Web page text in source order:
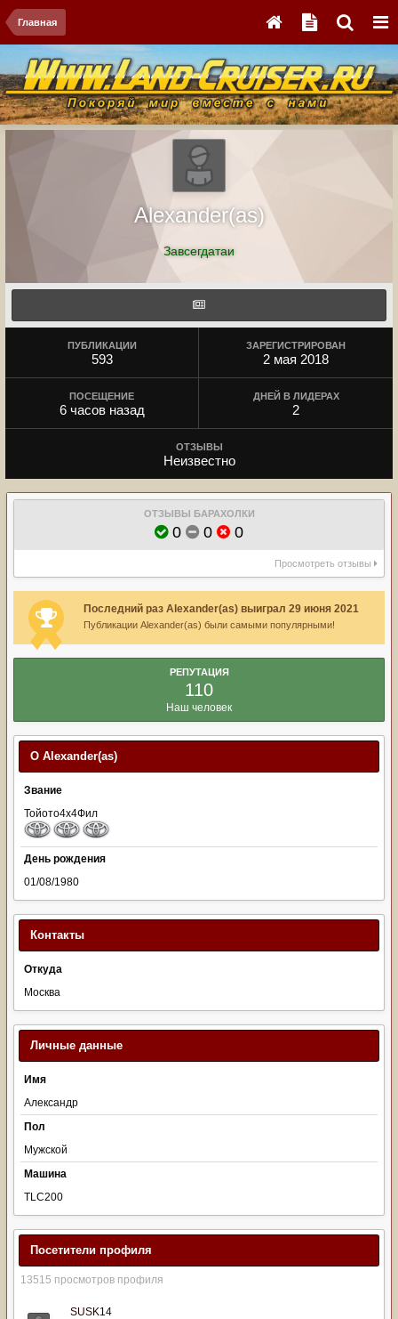
Главная
Alexander(as)
Завсегдатаи
ПУБЛИКАЦИИ
593
ЗАРЕГИСТРИРОВАН
2 мая 2018
ПОСЕЩЕНИЕ
6 часов назад
ДНЕЙ В ЛИДЕРАХ
2
ОТЗЫВЫ
Неизвестно
ОТЗЫВЫ БАРАХОЛКИ
0 0 0
Просмотреть отзывы
Последний раз Alexander(as) выиграл 29 июня 2021
Публикации Alexander(as) были самыми популярными!
РЕПУТАЦИЯ
110
Наш человек
О Alexander(as)
Звание
Тойото4х4Фил
День рождения
01/08/1980
Контакты
Откуда
Москва
Личные данные
Имя
Александр
Пол
Мужской
Машина
TLC200
Посетители профиля
13515 просмотров профиля
SUSK14